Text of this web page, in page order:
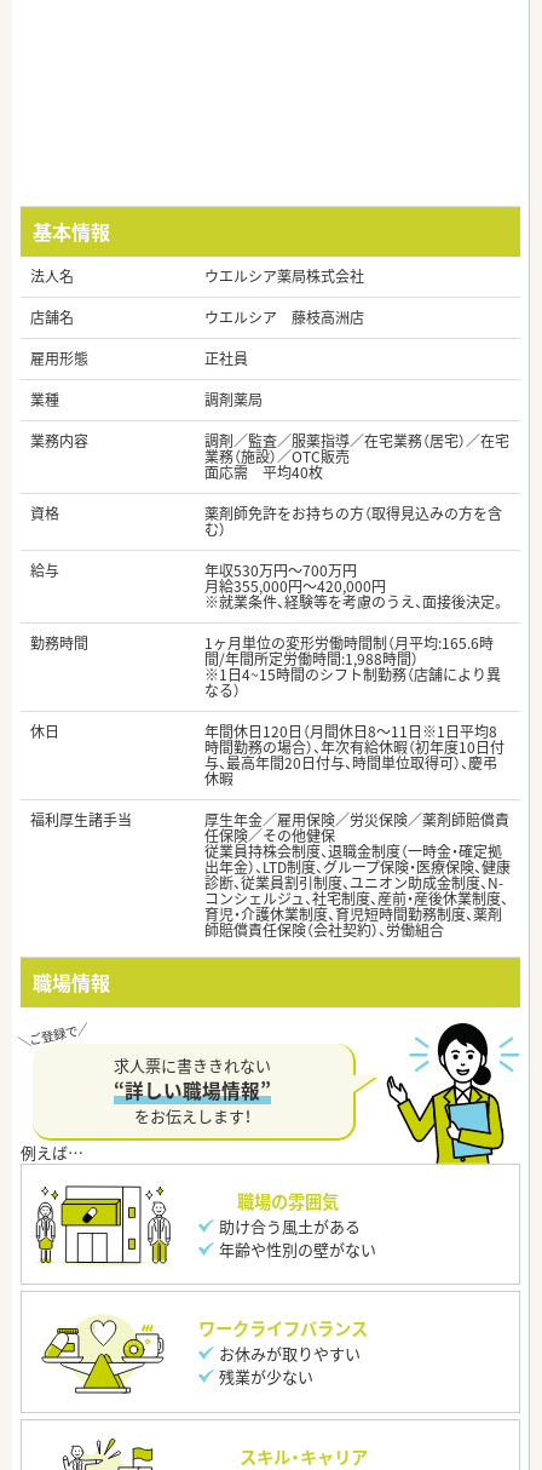
基本情報
法人名
ウエルシア薬局株式会社
店舗名
ウエルシア 藤枝高洲店
雇用形態
正社員
業種
調剤薬局
業務内容
調剤／監査／服薬指導／在宅業務（居宅）／在宅
業務（施設）／OTC販売
面応需 平均40枚
資格
薬剤師免許をお持ちの方（取得見込みの方を含
む）
給与
年収530万円～700万円
月給355,000円～420,000円
※就業条件、経験等を考慮のうえ、面接後決定。
勤務時間
1ヶ月単位の変形労働時間制（月平均:165.6時
間/年間所定労働時間:1,988時間）
※1日4~15時間のシフト制勤務（店舗により異
なる）
休日
年間休日120日（月間休日8～11日※1日平均8
時間勤務の場合）、年次有給休暇（初年度10日付
与、最高年間20日付与、時間単位取得可）、慶弔
休暇
福利厚生諸手当
厚生年金／雇用保険／労災保険／薬剤師賠償責
任保険／その他健保
従業員持株会制度、退職金制度（一時金・確定拠
出年金）、LTD制度、グループ保険・医療保険、健康
診断、従業員割引制度、ユニオン助成金制度、N-
コンシェルジュ、社宅制度、産前・産後休業制度、
育児・介護休業制度、育児短時間勤務制度、薬剤
師賠償責任保険（会社契約）、労働組合
職場情報
求人票に書ききれない
“詳しい職場情報”
をお伝えします！
職場の雰囲気
助け合う風土がある
年齢や性別の壁がない
ワークライフバランス
お休みが取りやすい
残業が少ない
スキル・キャリア